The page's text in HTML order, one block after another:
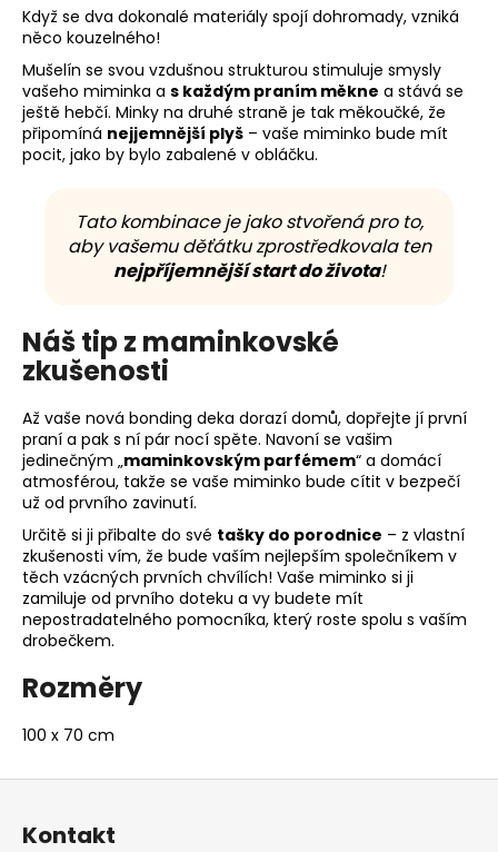
Když se dva dokonalé materiály spojí dohromady, vzniká
něco kouzelného!
Mušelín se svou vzdušnou strukturou stimuluje smysly
vašeho miminka a s každým praním měkne a stává se
ještě hebčí. Minky na druhé straně je tak měkoučké, že
připomíná nejjemnější plyš – vaše miminko bude mít
pocit, jako by bylo zabalené v obláčku.
Tato kombinace je jako stvořená pro to,
aby vašemu děťátku zprostředkovala ten
nejpříjemnější start do života!
Náš tip z maminkovské
zkušenosti
Až vaše nová bonding deka dorazí domů, dopřejte jí první
praní a pak s ní pár nocí spěte. Navoní se vašim
jedinečným „maminkovským parfémem“ a domácí
atmosférou, takže se vaše miminko bude cítit v bezpečí
už od prvního zavinutí.
Určitě si ji přibalte do své tašky do porodnice – z vlastní
zkušenosti vím, že bude vaším nejlepším společníkem v
těch vzácných prvních chvílích! Vaše miminko si ji
zamiluje od prvního doteku a vy budete mít
nepostradatelného pomocníka, který roste spolu s vaším
drobečkem.
Rozměry
100 x 70 cm
Z
Kontakt